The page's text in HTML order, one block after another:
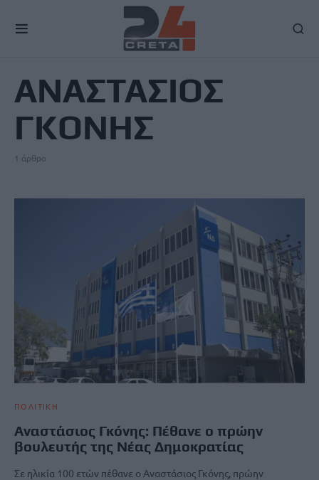
ΑΝΑΣΤΑΣΙΟΣ
ΓΚΟΝΗΣ
1 άρθρο
ΠΟΛΙΤΙΚΗ
Αναστάσιος Γκόνης: Πέθανε ο πρώην
βουλευτής της Νέας Δημοκρατίας
Σε ηλικία 100 ετών πέθανε ο Αναστάσιος Γκόνης, πρώην